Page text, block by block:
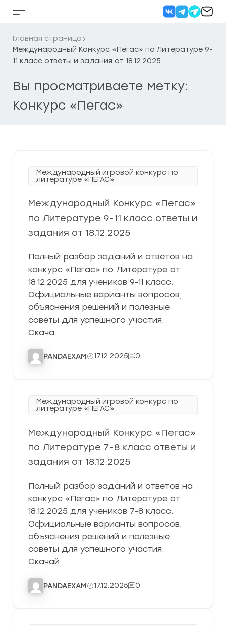
Кнопка
бокового
меню
Главная страница
Международный Конкурс «Пегас» по Литературе 9-
11 класс ответы и задания от 18.12.2025
Вы просматриваете метку:
Конкурс «Пегас»
Международный игровой конкурс по
литературе «ПЕГАС»
Международный Конкурс «Пегас»
по Литературе 9-11 класс ответы и
задания от 18.12.2025
Полный разбор заданий и ответов на
конкурс «Пегас» по Литературе от
18.12.2025 для учеников 9-11 класс.
Официальные варианты вопросов,
объяснения решений и полезные
советы для успешного участия.
Скача…
PANDAEXAM 17.12.2025 0
Международный игровой конкурс по
литературе «ПЕГАС»
Международный Конкурс «Пегас»
по Литературе 7-8 класс ответы и
задания от 18.12.2025
Полный разбор заданий и ответов на
конкурс «Пегас» по Литературе от
18.12.2025 для учеников 7-8 класс.
Официальные варианты вопросов,
объяснения решений и полезные
советы для успешного участия.
Скачай…
PANDAEXAM 17.12.2025 0